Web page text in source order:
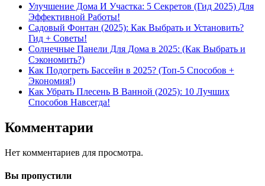
Улучшение Дома И Участка: 5 Секретов (Гид 2025) Для
Эффективной Работы!
Садовый Фонтан (2025): Как Выбрать и Установить?
Гид + Советы!
Солнечные Панели Для Дома в 2025: (Как Выбрать и
Сэкономить?)
Как Подогреть Бассейн в 2025? (Топ-5 Способов +
Экономия!)
Как Убрать Плесень В Ванной (2025): 10 Лучших
Способов Навсегда!
Комментарии
Нет комментариев для просмотра.
Вы пропустили